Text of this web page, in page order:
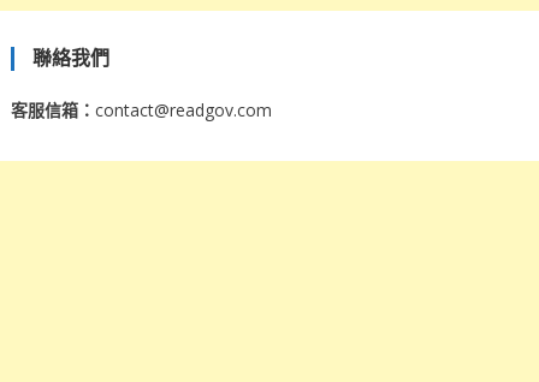
聯絡我們
客服信箱： contact@readgov.com